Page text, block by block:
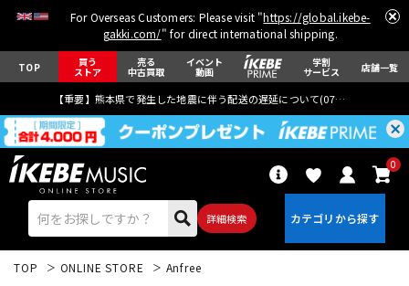
For Overseas Customers: Please visit "https://global.ikebe-
gakki.com/" for direct international shipping.
TOP 買う
ストア
売る
中古買取
イベント
動画
学割
サービス 店舗一覧
【重要】熊本県で発生した地震に伴う配送の遅延について(07月29日
詳細検索
0
TOP ONLINE STORE Anfree